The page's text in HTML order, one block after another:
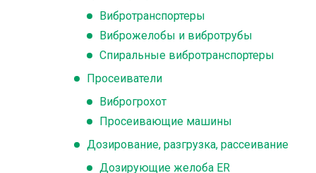
Вибротранспортеры
Виброжелобы и вибротрубы
Спиральные вибротранспортеры
Просеиватели
Виброгрохот
Просеивающие машины
Дозирование, разгрузка, рассеивание
Дозирующие желоба ER